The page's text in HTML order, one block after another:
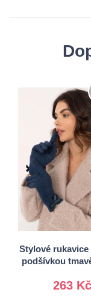
Stylové
podšívkou
263 Kč
S/M
L/XL